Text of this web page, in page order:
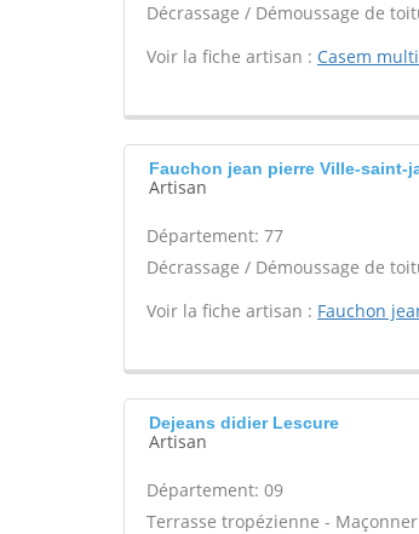
Décrassage / Démoussage de
Voir la fiche artisan : Casem
Fauchon jean pierre Ville-saint-
Artisan
Département: 77
Décrassage / Démoussage de
Voir la fiche artisan : Fauchon
Dejeans didier Lescure
Artisan
Département: 09
Terrasse tropézienne -